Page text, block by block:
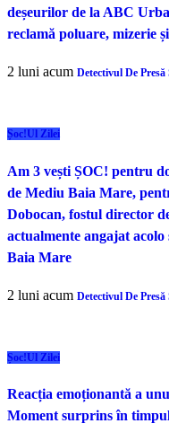
deșeurilor de la ABC
reclamă poluare, mizerie
2 luni acum Detectivul De Presă
Șoc!ul Zilei
Am 3 vești ȘOC! pentru
de Mediu Baia Mare,
Dobocan, fostul director
actualmente angajat
Baia Mare
2 luni acum Detectivul De Presă
Șoc!ul Zilei
Reacția emoționantă a
Moment surprins în